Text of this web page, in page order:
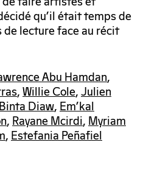
qu’il était temps de
de lecture face au récit
Abu Hamdan,
,Willie Cole,Julien
Diaw,Em’kal
,Rayane Mcirdi,Myriam
,Estefania Peñafiel